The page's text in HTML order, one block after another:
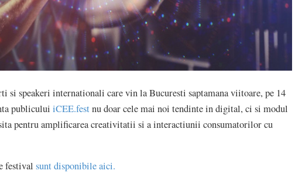
si speakeri internationali care vin la Bucuresti saptamana viitoare, pe 14
publicului iCEE.festnu doar cele mai noi tendinte in digital, ci si modul
pentru amplificarea creativitatii si a interactiunii consumatorilor cu
festival sunt disponibile aici.